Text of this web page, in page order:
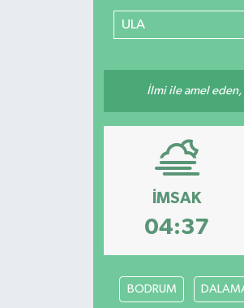
ULA
İlmi ile amel eden,
İMSAK
04:37
BODRUM